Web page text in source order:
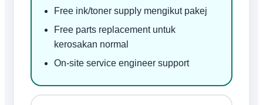
Free ink/toner supply mengikut pakej
Free parts replacement untuk
kerosakan normal
On-site service engineer support